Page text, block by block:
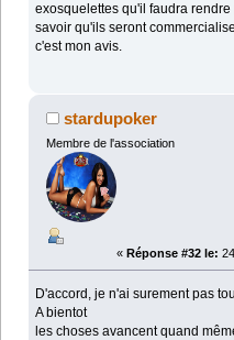
exosquelettes qu'il faudra
savoir qu'ils seront
c'est mon avis.
stardupoker
Membre de l'association
« Réponse #32 le:
D'accord, je n'ai surement pas
A bientot
les choses avancent quand